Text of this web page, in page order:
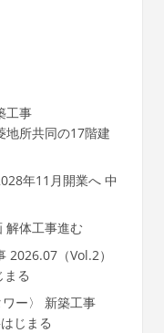
工事
地所共同の17階建
年11月開業へ 中
解体工事進む
2026.07（Vol.2）
る
ー〉 新築工事
じまる